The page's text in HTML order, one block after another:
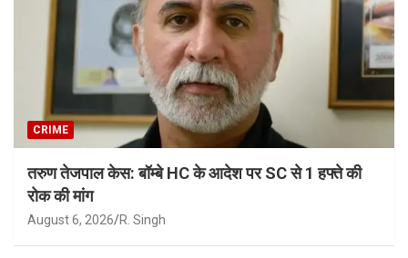
CRIME
तरुण तेजपाल केस: बॉम्बे HC के आदेश पर SC से 1 हफ्ते की
रोक की मांग
August 6, 2026 R. Singh